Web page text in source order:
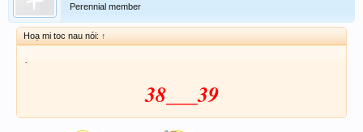
Perennial member
Hoạ mi toc nau nói: ↑
.
38___39